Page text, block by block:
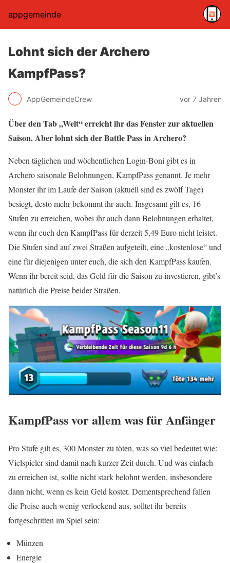
appgemeinde
Lohnt sich der Archero
KampfPass?
AppGemeindeCrew vor 7 Jahren
Über den Tab „Welt“ erreicht ihr das Fenster zur aktuellen
Saison. Aber lohnt sich der Battle Pass in Archero?
Neben täglichen und wöchentlichen Login-Boni gibt es in
Archero saisonale Belohnungen, KampfPass genannt. Je mehr
Monster ihr im Laufe der Saison (aktuell sind es zwölf Tage)
besiegt, desto mehr bekommt ihr auch. Insgesamt gilt es, 16
Stufen zu erreichen, wobei ihr auch dann Belohnungen erhaltet,
wenn ihr euch den KampfPass für derzeit 5,49 Euro nicht leistet.
Die Stufen sind auf zwei Straßen aufgeteilt, eine „kostenlose“ und
eine für diejenigen unter euch, die sich den KampfPass kaufen.
Wenn ihr bereit seid, das Geld für die Saison zu investieren, gibt’s
natürlich die Preise beider Straßen.
KampfPass vor allem was für Anfänger
Pro Stufe gilt es, 300 Monster zu töten, was so viel bedeutet wie:
Vielspieler sind damit nach kurzer Zeit durch. Und was einfach
zu erreichen ist, sollte nicht stark belohnt werden, insbesondere
dann nicht, wenn es kein Geld kostet. Dementsprechend fallen
die Preise auch wenig verlockend aus, solltet ihr bereits
fortgeschritten im Spiel sein:
Münzen
Energie